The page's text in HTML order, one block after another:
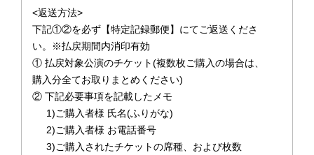
<返送方法>
下記①②を必ず【特定記録郵便】にてご返送くださ
い。※払戻期間内消印有効
① 払戻対象公演のチケット(複数枚ご購入の場合は、
購入分全てお取りまとめください)
② 下記必要事項を記載したメモ
1)ご購入者様 氏名(ふりがな)
2)ご購入者様 お電話番号
3)ご購入されたチケットの席種、および枚数